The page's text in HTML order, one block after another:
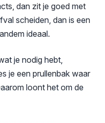
dan zit je goed met
scheiden, dan is een
ideaal.
je nodig hebt,
je een prullenbak waar
loont het om de